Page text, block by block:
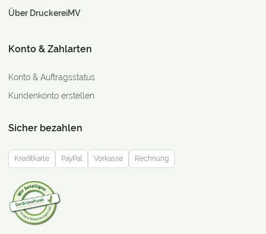
Über DruckereiMV
Konto & Zahlarten
Konto & Auftragsstatus
Kundenkonto erstellen
Sicher bezahlen
Kreditkarte PayPal Vorkasse Rechnung